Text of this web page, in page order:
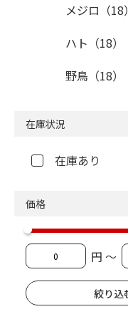
メジロ（18）
ハト（18）
野鳥（18）
在庫状況
在庫あり
価格
円 ～